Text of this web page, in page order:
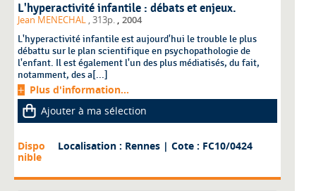
L'hyperactivité infantile : débats et enjeux.
Jean MENECHAL , 313p. 2004
L'hyperactivité infantile est aujourd'hui le trouble le plus
débattu sur le plan scientifique en psychopathologie de
l'enfant. Il est également l'un des plus médiatisés, du fait,
notamment, des a[...]
Plus d'information...
Ajouter à ma sélection
Dispo
nible
Localisation : Rennes | Cote : FC10/0424